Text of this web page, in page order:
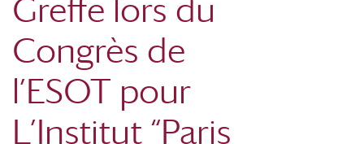
Greffe lors du
Congrès de
l’ESOT pour
L’Institut “Paris